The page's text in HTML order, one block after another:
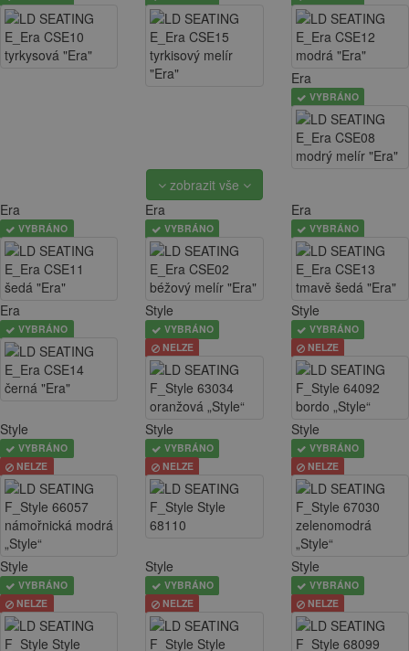
Era
VYBRÁNO
zobrazit vše
Era
VYBRÁNO
Era
VYBRÁNO
Era
VYBRÁNO
Era
VYBRÁNO
Style
VYBRÁNO
NELZE
Style
VYBRÁNO
NELZE
Style
VYBRÁNO
NELZE
Style
VYBRÁNO
NELZE
Style
VYBRÁNO
NELZE
Style
VYBRÁNO
NELZE
Style
VYBRÁNO
NELZE
Style
VYBRÁNO
NELZE